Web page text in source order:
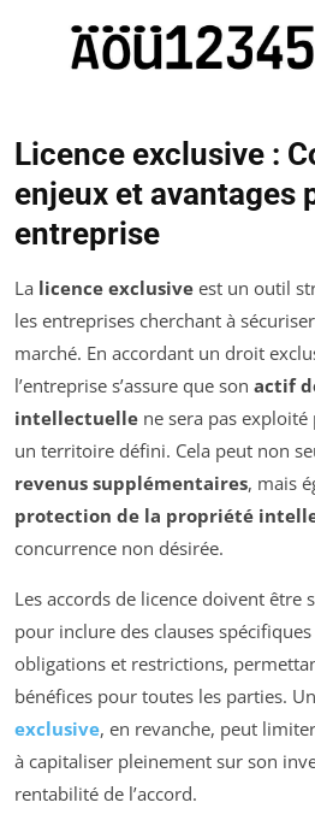
Licence exclusive :
enjeux et avantages
entreprise
La licence exclusive est un outil
les entreprises cherchant à
marché. En accordant un droit
l’entreprise s’assure que son actif
intellectuelle ne sera pas exploité
un territoire défini. Cela peut non
revenus supplémentaires, mais
protection de la propriété
concurrence non désirée.
Les accords de licence doivent être
pour inclure des clauses
obligations et restrictions,
bénéfices pour toutes les parties.
exclusive, en revanche, peut
à capitaliser pleinement sur son
rentabilité de l’accord.